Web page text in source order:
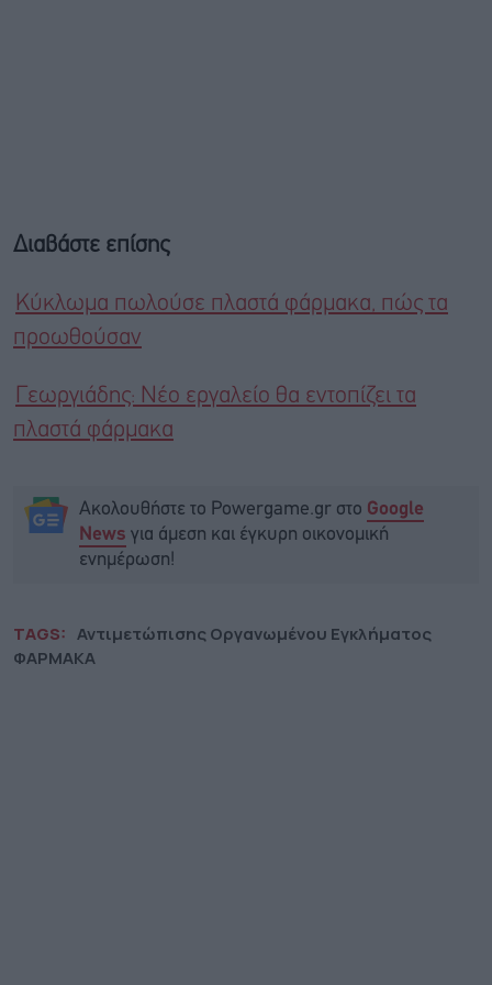
Διαβάστε επίσης
Κύκλωμα πωλούσε πλαστά φάρμακα, πώς τα
προωθούσαν
Γεωργιάδης: Νέο εργαλείο θα εντοπίζει τα
πλαστά φάρμακα
Ακολουθήστε το Powergame.gr στο Google
News για άμεση και έγκυρη οικονομική
ενημέρωση!
TAGS: Αντιμετώπισης Οργανωμένου Εγκλήματος
ΦΑΡΜΑΚΑ